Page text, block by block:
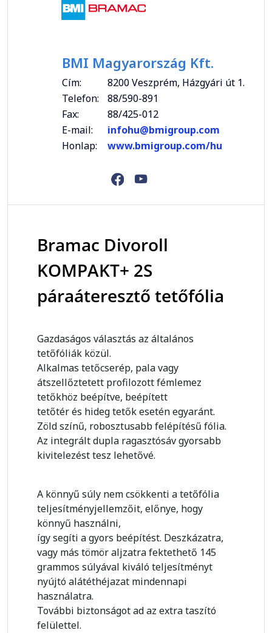
BMI Magyarország Kft.
Cím:
8200 Veszprém, Házgyári út 1.
Telefon:
88/590-891
Fax:
88/425-012
E-mail:
infohu@bmigroup.com
Honlap:
www.bmigroup.com/hu
Bramac Divoroll
KOMPAKT+ 2S
páraáteresztő tetőfólia
Gazdaságos választás az általános
tetőfóliák közül.
Alkalmas tetőcserép, pala vagy
átszellőztetett profilozott fémlemez
tetőkhöz beépítve, beépített
tetőtér és hideg tetők esetén egyaránt.
Zöld színű, robosztusabb felépítésű fólia.
Az integrált dupla ragasztósáv gyorsabb
kivitelezést tesz lehetővé.
A könnyű súly nem csökkenti a tetőfólia
teljesítményjellemzőit, előnye, hogy
könnyű használni,
így segíti a gyors beépítést. Deszkázatra,
vagy más tömör aljzatra fektethető 145
grammos súlyával kiváló teljesítményt
nyújtó alátéthéjazat mindennapi
használatra.
További biztonságot ad az extra taszító
felülettel.